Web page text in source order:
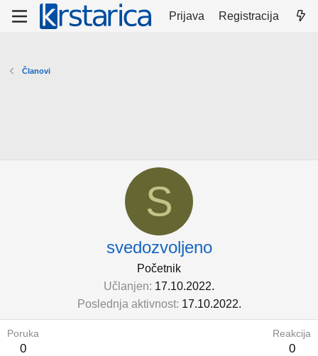
Prijava Registracija
Članovi
S
svedozvoljeno
Početnik
Učlanjen 17.10.2022.
Poslednja aktivnost 17.10.2022.
Poruka
0
Reakcija
0